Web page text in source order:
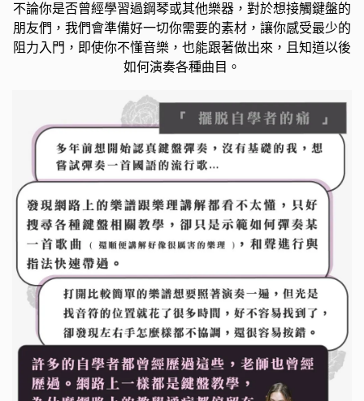
不論你是否曾經學習過鋼琴或其他樂器，對於想接觸鍵盤的
朋友們，我們會準備好一切你需要的素材，讓你感受最少的
阻力入門，即使你不懂音樂，也能跟著做出來，且知道以後
如何演奏各種曲目。